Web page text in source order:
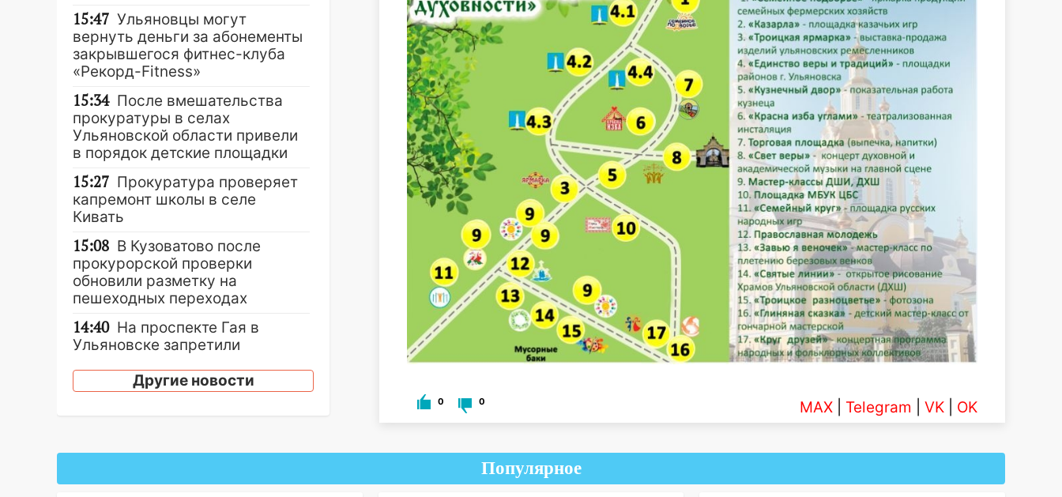
0 0 MAX Telegram VK OK
15:47 Ульяновцы могут
вернуть деньги за абонементы
закрывшегося фитнес-клуба
«Рекорд-Fitness»
15:34 После вмешательства
прокуратуры в селах
Ульяновской области привели
в порядок детские площадки
15:27 Прокуратура проверяет
капремонт школы в селе
Кивать
15:08 В Кузоватово после
прокурорской проверки
обновили разметку на
пешеходных переходах
14:40 На проспекте Гая в
Ульяновске запретили
метровом участке
Другие новости
Популярное